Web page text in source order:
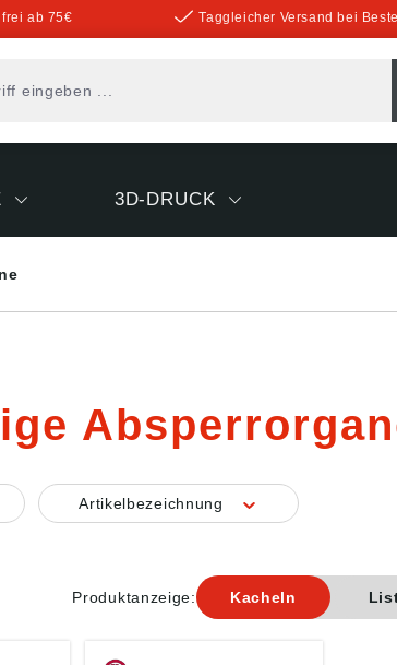
ab 75€ Taggleicher Versand bei
3D-DRUCK
Artikelbezeichnung
Produktanzeige: Kacheln